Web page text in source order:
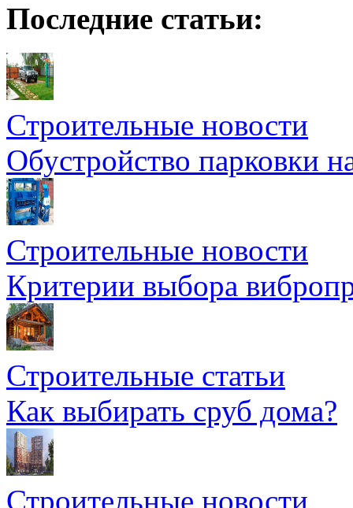
Последние статьи:
Строительные новости
Обустройство парковки
Строительные новости
Критерии выбора
Строительные статьи
Как выбирать сруб дома?
Строительные новости